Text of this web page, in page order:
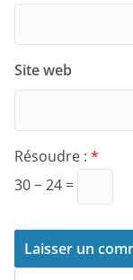
Site web
Résoudre : *
30 − 24 =